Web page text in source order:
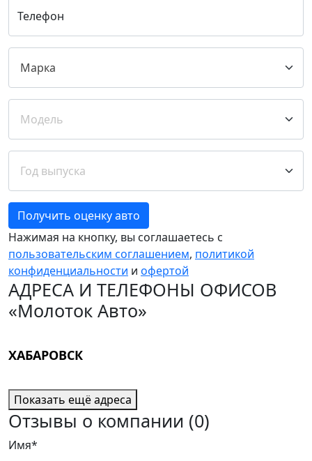
Телефон
Получить оценку авто
Нажимая на кнопку, вы соглашаетесь с
пользовательским соглашением, политикой
конфиденциальности и офертой
АДРЕСА И ТЕЛЕФОНЫ ОФИСОВ
«Молоток Авто»
ХАБАРОВСК
Показать ещё адреса
Отзывы о компании (0)
Имя*